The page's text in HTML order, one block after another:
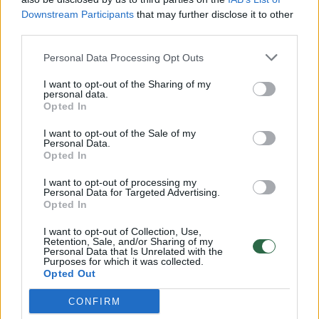
Downstream Participants that may further disclose it to other
Personal Data Processing Opt Outs
I want to opt-out of the Sharing of my
personal data.
Opted In
I want to opt-out of the Sale of my
Personal Data.
Opted In
I want to opt-out of processing my
Personal Data for Targeted Advertising.
Opted In
I want to opt-out of Collection, Use,
Retention, Sale, and/or Sharing of my
Personal Data that Is Unrelated with the
Purposes for which it was collected.
Opted Out
CONFIRM
32 laipsnių šilumos
Žinios | Orai
00:00:59
Nufilmavo, kaip patvino Vilniaus Vakarinis aplinkkelis:
vaizdas pribloškia
Žinios | Lietuvos diena
Avarija Vilniuje: į stotelę įsirėžęs automobilis sužalojo
dvi moteris
Žinios | Lietuvos diena
Visi įrašai